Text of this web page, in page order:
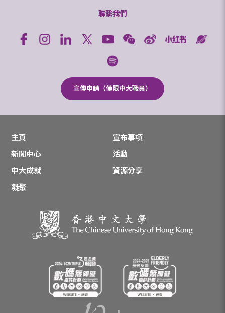
聯繫我們
宣傳申請（僅限中大職員）
主頁
宣布事項
新聞中心
活動
中大成就
資源分享
凝聚